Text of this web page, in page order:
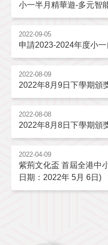
小一半月精華遊-多元智
2022-09-05
申請2023-2024年度小
2022-08-09
2022年8月9日下學期頒
2022-08-08
2022年8月8日下學期頒
2022-04-09
紫荊文化盃 首屆全港中
日期：2022年 5月 6日)